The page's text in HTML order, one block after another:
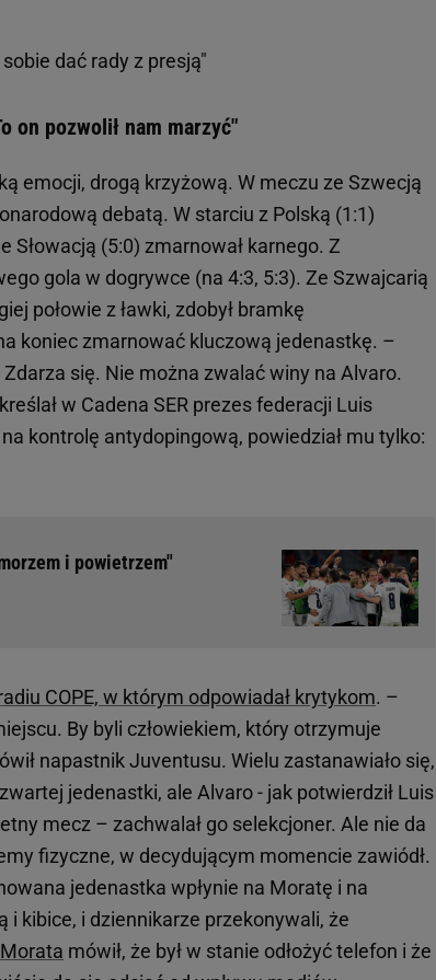
dać rady z presją"
on pozwolił nam marzyć"
emocji, drogą krzyżową. W meczu ze Szwecją
debatą. W starciu z Polską (1:1)
Słowacją (5:0) zmarnował karnego. Z
gola w dogrywce (na 4:3, 5:3). Ze Szwajcarią
połowie z ławki, zdobył bramkę
koniec zmarnować kluczową jedenastkę. –
się. Nie można zwalać winy na Alvaro.
w Cadena SER prezes federacji Luis
kontrolę antydopingową, powiedział mu tylko:
i powietrzem"
COPE, w którym odpowiadał krytykom. –
By byli człowiekiem, który otrzymuje
napastnik Juventusu. Wielu zastanawiało się,
jedenastki, ale Alvaro - jak potwierdził Luis
mecz – zachwalał go selekcjoner. Ale nie da
fizyczne, w decydującym momencie zawiódł.
jedenastka wpłynie na Moratę i na
i kibice, i dziennikarze przekonywali, że
Morata mówił, że był w stanie odłożyć telefon i że